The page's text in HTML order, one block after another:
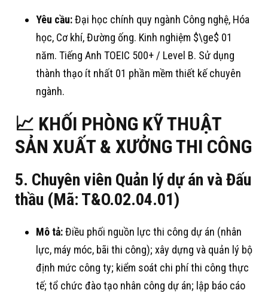
Yêu cầu:Đại học chính quy ngành Công nghệ, Hóa
học, Cơ khí, Đường ống. Kinh nghiệm $\ge$ 01
năm. Tiếng Anh TOEIC 500+ / Level B. Sử dụng
thành thạo ít nhất 01 phần mềm thiết kế chuyên
ngành.
📈 KHỐI PHÒNG KỸ THUẬT
SẢN XUẤT & XƯỞNG THI CÔNG
5. Chuyên viên Quản lý dự án và Đấu
thầu (Mã: T&O.02.04.01)
Mô tả:Điều phối nguồn lực thi công dự án (nhân
lực, máy móc, bãi thi công); xây dựng và quản lý bộ
định mức công ty; kiểm soát chi phí thi công thực
tế; tổ chức đào tạo nhân công dự án; lập báo cáo